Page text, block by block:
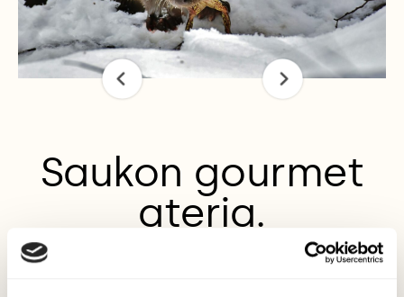
Saukon gourmet
ateria.
Jostain joenpenkan kinoksesta saukko oli